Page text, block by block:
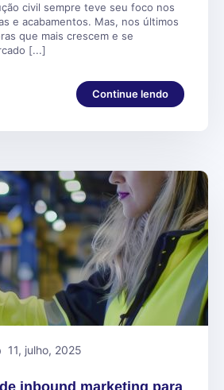
civil sempre teve seu foco nos
e acabamentos. Mas, nos últimos
que mais crescem e se
[...]
Continue lendo
11, julho, 2025
inbound marketing para